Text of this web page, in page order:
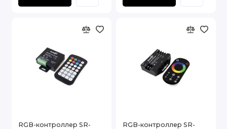
RGB-контроллер SR-
RGB-контроллер SR-